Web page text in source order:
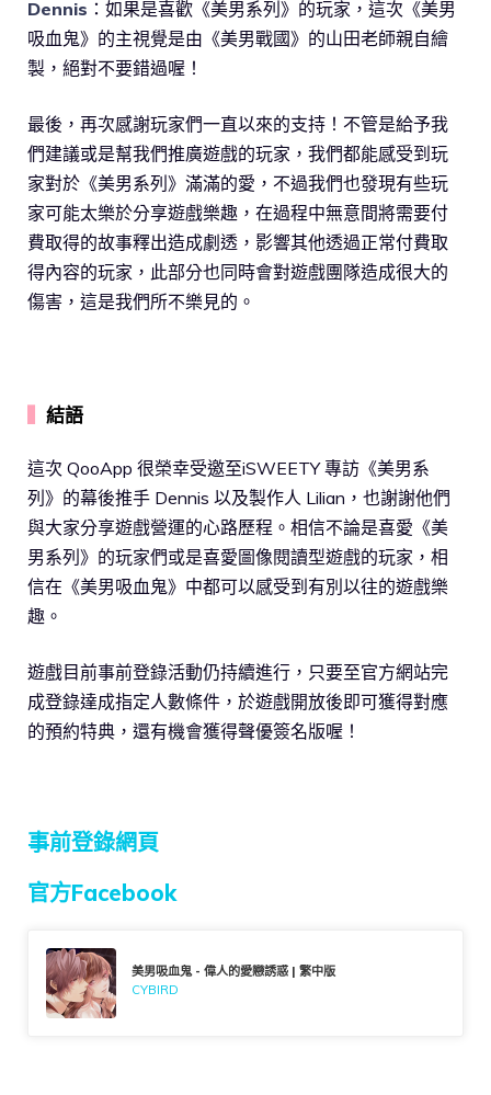
Dennis ：如果是喜歡《美男系列》的玩家，這次《美男
吸血鬼》的主視覺是由《美男戰國》的山田老師親自繪
製，絕對不要錯過喔！
最後，再次感謝玩家們一直以來的支持！不管是給予我
們建議或是幫我們推廣遊戲的玩家，我們都能感受到玩
家對於《美男系列》滿滿的愛，不過我們也發現有些玩
家可能太樂於分享遊戲樂趣，在過程中無意間將需要付
費取得的故事釋出造成劇透，影響其他透過正常付費取
得內容的玩家，此部分也同時會對遊戲團隊造成很大的
傷害，這是我們所不樂見的。
結語
這次 QooApp 很榮幸受邀至iSWEETY 專訪《美男系
列》的幕後推手 Dennis 以及製作人 Lilian，也謝謝他們
與大家分享遊戲營運的心路歷程。相信不論是喜愛《美
男系列》的玩家們或是喜愛圖像閱讀型遊戲的玩家，相
信在《美男吸血鬼》中都可以感受到有別以往的遊戲樂
趣。
遊戲目前事前登錄活動仍持續進行，只要至官方網站完
成登錄達成指定人數條件，於遊戲開放後即可獲得對應
的預約特典，還有機會獲得聲優簽名版喔！
事前登錄網頁
官方Facebook
美男吸血鬼 - 偉人的愛戀誘惑 | 繁中版
CYBIRD